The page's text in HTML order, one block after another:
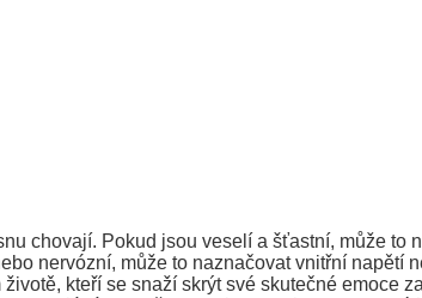
chovají. Pokud jsou veselí a šťastní, může to
nervózní, může to naznačovat vnitřní napětí
kteří se snaží skrýt své skutečné emoce